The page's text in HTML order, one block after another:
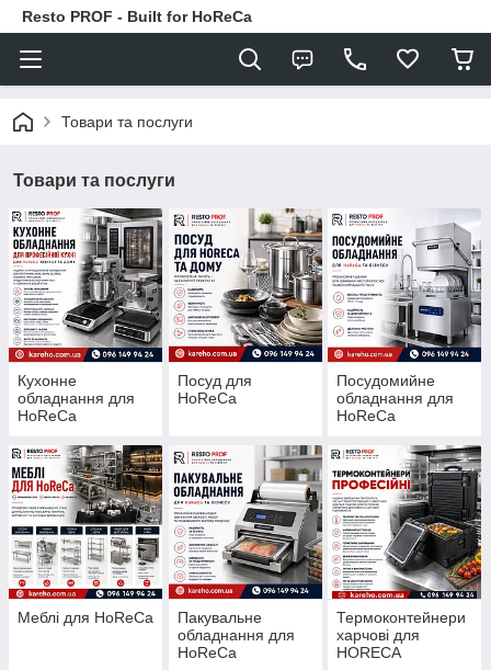
Resto PROF - Built for HoReCa
Товари та послуги
Товари та послуги
Кухонне
обладнання для
HoReCa
Посуд для
HoReCa
Посудомийне
обладнання для
HoReCa
Меблі для HoReCa
Пакувальне
обладнання для
HoReCa
Термоконтейнери
харчові для
HORECA